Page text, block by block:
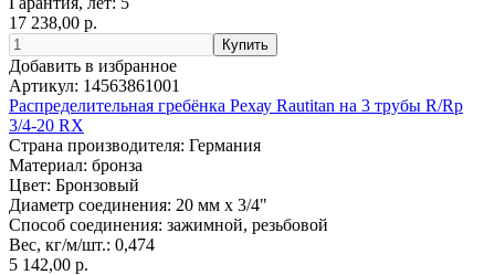
17 238,00 р.
Добавить в избранное
Артикул: 14563861001
Распределительная гребёнка Рехау Rautitan на 3 трубы R/Rp
3/4-20 RX
Страна производителя: Германия
Материал: бронза
Цвет: Бронзовый
Диаметр соединения: 20 мм x 3/4"
Способ соединения: зажимной, резьбовой
Вес, кг/м/шт.: 0,474
5 142,00 р.